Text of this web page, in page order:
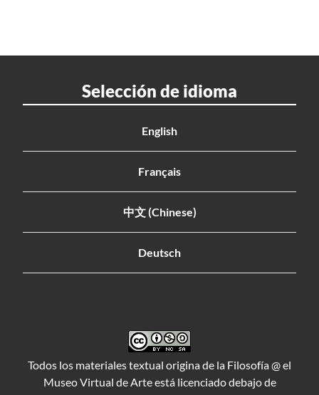
Selección de idioma
English
Français
中文 (Chinese)
Deutsch
Todos los materiales textual origina de la Filosofía @ el
Museo Virtual de Arte está licenciado debajo de